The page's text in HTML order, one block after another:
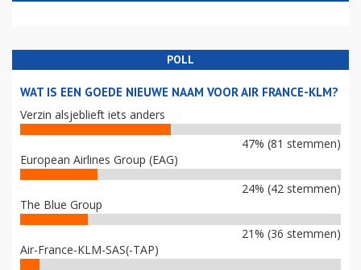
POLL
WAT IS EEN GOEDE NIEUWE NAAM VOOR AIR FRANCE-KLM?
Verzin alsjeblieft iets anders
47% (81 stemmen)
European Airlines Group (EAG)
24% (42 stemmen)
The Blue Group
21% (36 stemmen)
Air-France-KLM-SAS(-TAP)